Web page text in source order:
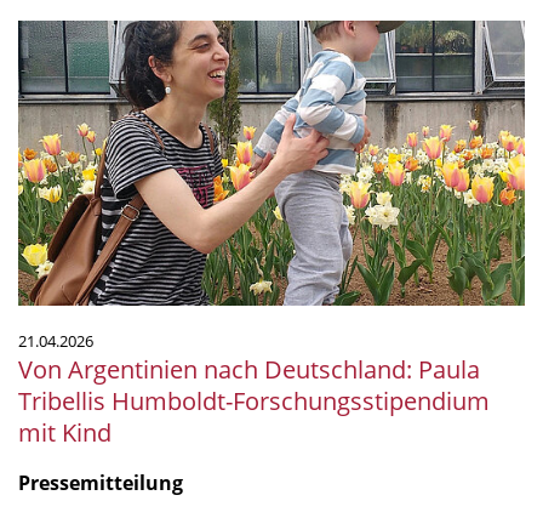
Von
Argentinien
nach
Deutschland:
Paula
Tribellis
Humboldt-
Forschungsstipendium
mit
Kind
21.04.2026
Von Argentinien nach Deutschland: Paula
Tribellis Humboldt-Forschungsstipendium
mit Kind
Pressemitteilung